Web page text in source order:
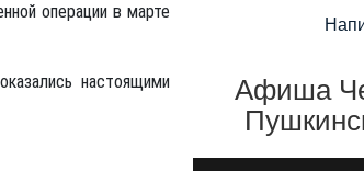
операции в марте
настоящими
Афиша